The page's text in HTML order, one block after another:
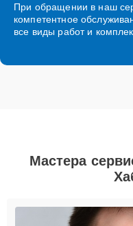
При обращении в наш
компетентное
все виды работ и
Мастера